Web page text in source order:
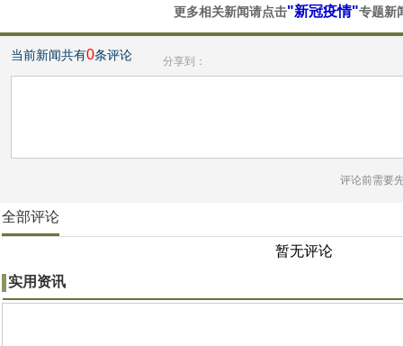
更多相关新闻请点击"新冠疫情"专题新
当前新闻共有0条评论 分享到：
评论前需要
全部评论
暂无评论
实用资讯